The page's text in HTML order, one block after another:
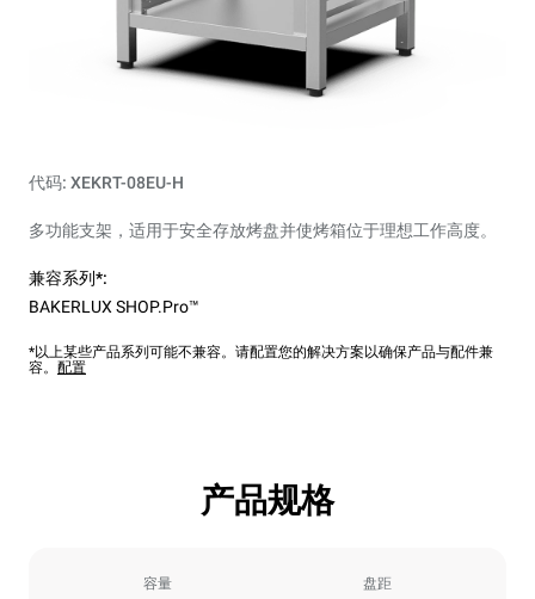
代码: XEKRT-08EU-H
多功能支架，适用于安全存放烤盘并使烤箱位于理想​​工作高度。
兼容系列*:
BAKERLUX SHOP.Pro™
*以上某些产品系列可能不兼容。请配置您的解决方案以确保产品与配件兼
容。 配置
产品规格
容量 盘距